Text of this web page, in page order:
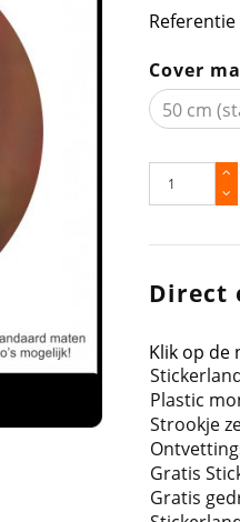
Referentie
Cover
Direct
Klik op de
Plastic
Strookje
Gratis
Gratis